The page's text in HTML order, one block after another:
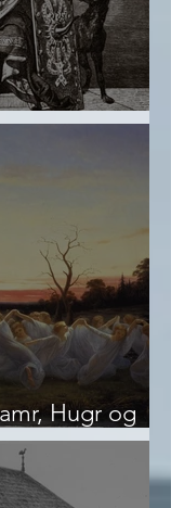
han er
Hugr og